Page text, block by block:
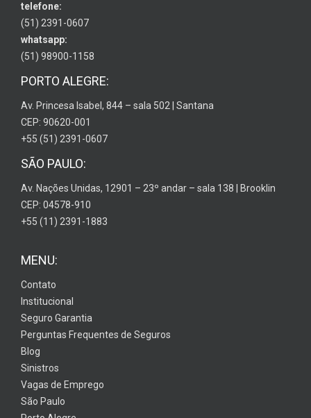
telefone:
(51) 2391-0607
whatsapp:
(51) 98900-1158
PORTO ALEGRE:
Av. Princesa Isabel, 844 – sala 502 | Santana
CEP: 90620-001
+55 (51) 2391-0607
SÃO PAULO:
Av. Nações Unidas, 12901 – 23º andar – sala 138 | Brooklin
CEP: 04578-910
+55 (11) 2391-1883
MENU:
Contato
Institucional
Seguro Garantia
Perguntas Frequentes de Seguros
Blog
Sinistros
Vagas de Emprego
São Paulo